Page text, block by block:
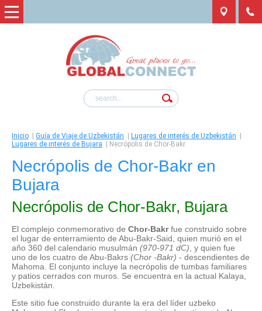
Inicio Guía de Viaje de Uzbekistán Lugares de interés de Uzbekistán
Lugares de interés de Bujara
Necrópolis de Chor-Bakr
Necrópolis de Chor-Bakr en
Bujara
Necrópolis de Chor-Bakr, Bujara
El complejo conmemorativo de Chor-Bakrfue construido sobre
el lugar de enterramiento de Abu-Bakr-Said, quien murió en el
año 360 del calendario musulmán (970-971 dC) , y quien fue
uno de los cuatro de Abu-Bakrs (Chor -Bakr) - descendientes de
Mahoma. El conjunto incluye la necrópolis de tumbas familiares
y patios cerrados con muros. Se encuentra en la actual Kalaya,
Uzbekistán.
Este sitio fue construido durante la era del líder uzbeko